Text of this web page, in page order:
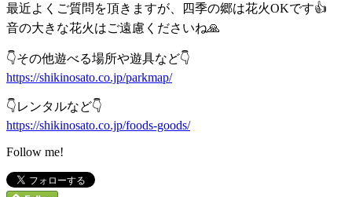
最近よくご質問を頂きますが、四季の郷は花火OKです👍
音の大きな花火はご遠慮くださいね🙏
👇その他遊べる場所や遊具など👇
https://shikinosato.co.jp/parkmap/
👇レンタルなど👇
https://shikinosato.co.jp/foods-goods/
Follow me!